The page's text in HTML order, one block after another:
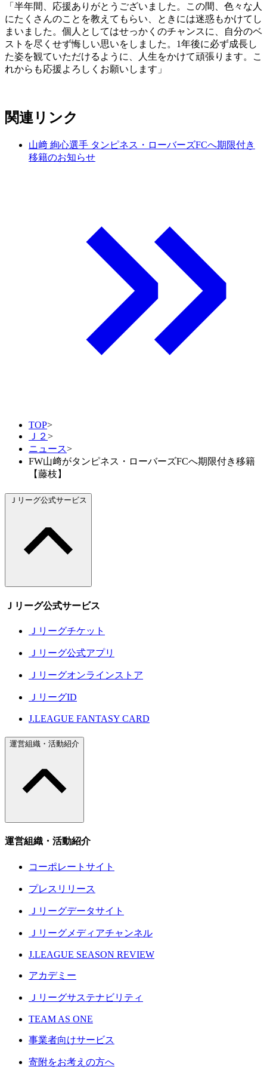
「半年間、応援ありがとうございました。この間、色々な人
にたくさんのことを教えてもらい、ときには迷惑もかけてし
まいました。個人としてはせっかくのチャンスに、自分のベ
ストを尽くせず悔しい思いをしました。1年後に必ず成長し
た姿を観ていただけるように、人生をかけて頑張ります。こ
れからも応援よろしくお願いします」
関連リンク
山﨑 絢心選手 タンピネス・ローバーズFCへ期限付き
移籍のお知らせ
TOP>
Ｊ２ >
ニュース>
FW山﨑がタンピネス・ローバーズFCへ期限付き移籍
【藤枝】
Ｊリーグ公式サービス
Ｊリーグ公式サービス
Ｊリーグチケット
Ｊリーグ公式アプリ
Ｊリーグオンラインストア
ＪリーグID
J.LEAGUE FANTASY CARD
運営組織・活動紹介
運営組織・活動紹介
コーポレートサイト
プレスリリース
Ｊリーグデータサイト
Ｊリーグメディアチャンネル
J.LEAGUE SEASON REVIEW
アカデミー
Ｊリーグサステナビリティ
TEAM AS ONE
事業者向けサービス
寄附をお考えの方へ